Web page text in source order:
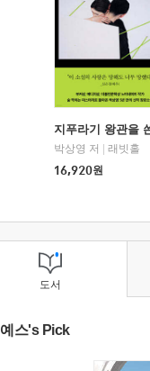
지푸라기 왕관을
박상영 저
래빗홀
16,920원
도서
예스's Pick